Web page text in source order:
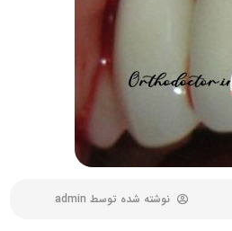
نوشته شده توسط admin